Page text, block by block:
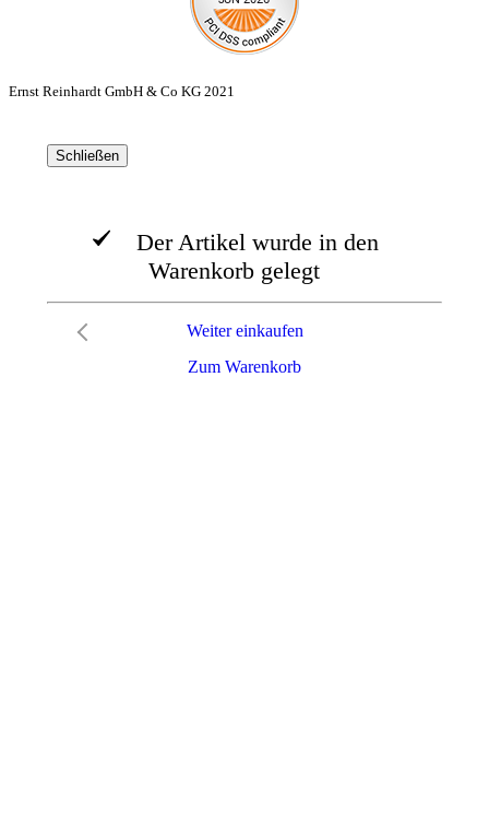
Ernst Reinhardt GmbH & Co KG 2021
Schließen
Der Artikel wurde in den
Warenkorb gelegt
Zum Warenkorb
Weiter einkaufen